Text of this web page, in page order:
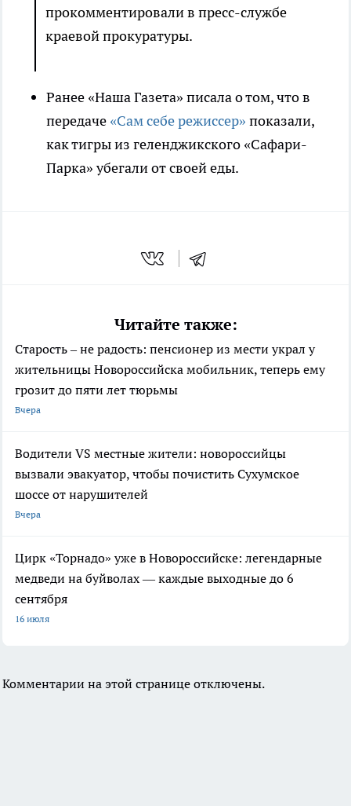
прокомментировали в пресс-службе
краевой прокуратуры.
Ранее «Наша Газета» писала о том, что в
передаче «Сам себе режиссер» показали,
как тигры из геленджикского «Сафари-
Парка» убегали от своей еды.
Читайте также:
Старость – не радость: пенсионер из мести украл у
жительницы Новороссийска мобильник, теперь ему
грозит до пяти лет тюрьмы
Вчера
Водители VS местные жители: новороссийцы
вызвали эвакуатор, чтобы почистить Сухумское
шоссе от нарушителей
Вчера
Цирк «Торнадо» уже в Новороссийске: легендарные
медведи на буйволах — каждые выходные до 6
сентября
16 июля
Комментарии на этой странице отключены.